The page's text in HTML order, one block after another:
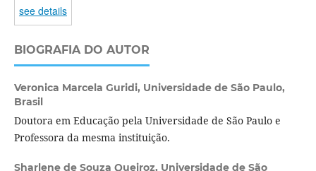
see details
BIOGRAFIA DO AUTOR
Veronica Marcela Guridi, Universidade de São Paulo,
Brasil
Doutora em Educação pela Universidade de São Paulo e
Professora da mesma instituição.
Sharlene de Souza Queiroz, Universidade de São